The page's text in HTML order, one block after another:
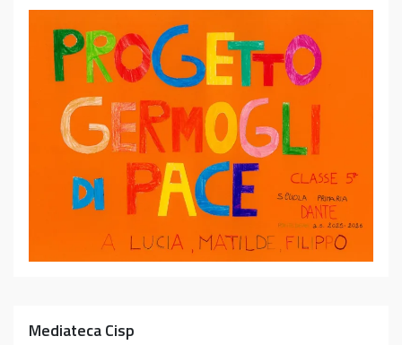
Mediateca Cisp